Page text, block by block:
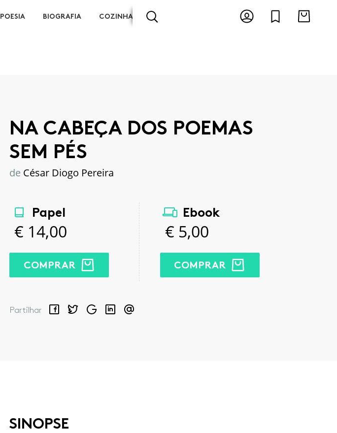
POESIA BIOGRAFIA COZINHA ARTES E ESPECTÁCULOS ANTOLOGIAS
NA CABEÇA DOS POEMAS
SEM PÉS
de César Diogo Pereira
Papel
€ 14,00
COMPRAR
Ebook
€ 5,00
COMPRAR
Partilhar FacebookTwitterGoogleLinkedIn
Email
SINOPSE